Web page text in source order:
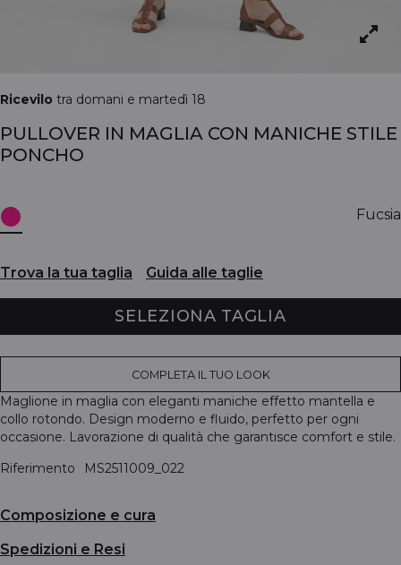
Ricevilo tra domani e martedì 18
PULLOVER IN MAGLIA CON MANICHE STILE
PONCHO
Fucsia
Trova la tua taglia Guida alle taglie
SELEZIONA TAGLIA
COMPLETA IL TUO LOOK
Maglione in maglia con eleganti maniche effetto mantella e
collo rotondo. Design moderno e fluido, perfetto per ogni
occasione. Lavorazione di qualità che garantisce comfort e stile.
Riferimento
MS2511009_022
Composizione e cura
Spedizioni e Resi